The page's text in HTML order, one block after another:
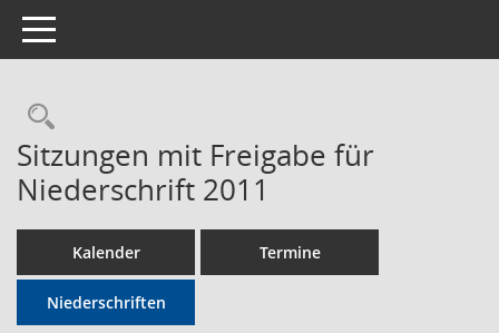
Toggle navigation
Rechercheauswahl
Sitzungen mit Freigabe für
Niederschrift 2011
Kalender Termine
Niederschriften